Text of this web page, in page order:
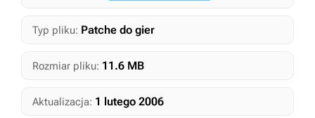
Typ pliku: Patche do gier
Rozmiar pliku: 11.6 MB
Aktualizacja: 1 lutego 2006